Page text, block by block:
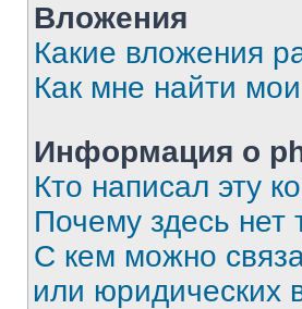
Вложения
Какие вложения
Как мне найти
Информация о
Кто написал эту
Почему здесь нет
С кем можно
или юридических